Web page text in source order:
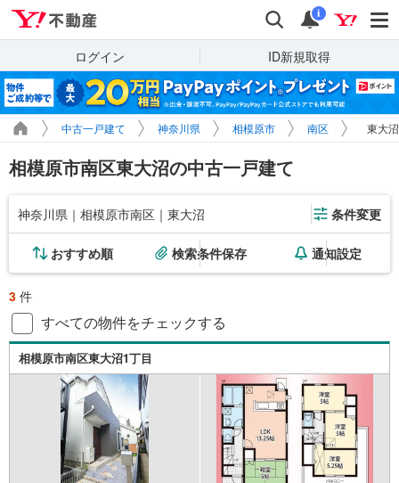
検索 通知
i
ログイン ID新規取得
中古一戸建て 神奈川県 相模原市 南区 東大
相模原市南区東大沼の中古一戸建て
神奈川県｜相模原市南区｜東大沼 条件変更
おすすめ順 検索条件保存 通知設定
3 件
すべての物件をチェックする
相模原市南区東大沼1丁目